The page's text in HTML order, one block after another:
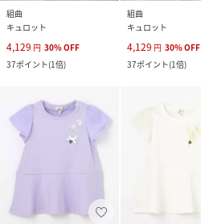
組曲
キュロット
4,129 円 30%OFF
37ポイント(1倍)
組曲
キュロット
4,129 円 30%OFF
37ポイント(1倍)